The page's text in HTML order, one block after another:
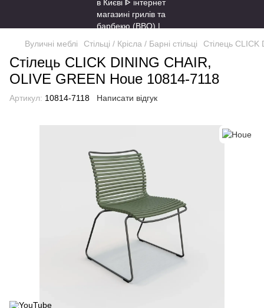
Вуличні меблі Стільці / Крісла / Барні стільці Стілець
Стілець CLICK DINING CHAIR,
OLIVE GREEN Houe 10814-7118
Артикул: 10814-7118 Написати відгук